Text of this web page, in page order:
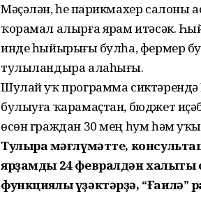
Мәҫәлән, һеҙ парикмахер салоны
ҡорамал алырға ярҙам итәсәк.
инде һыйырығыҙ булһа, фермер
тулыландыра алаһығыҙ.
Шулай уҡ программа
булыуға ҡарамаҫтан, бюджет
өсөн граждан 30 мең һум һәм
Тулыраҡ мәғлүмәтте,
ярҙамды 24 февралдән халыҡты
функциялы үҙәктәрҙә, “Ғаилә”